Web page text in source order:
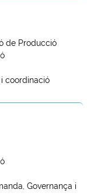
de Producció
coordinació
Governança i